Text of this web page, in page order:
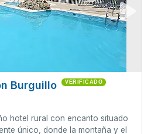
Burguillo VERIFICADO
hotel rural con encanto situado
único, donde la montaña y el